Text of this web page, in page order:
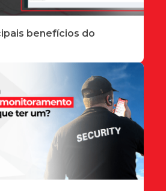
benefícios do